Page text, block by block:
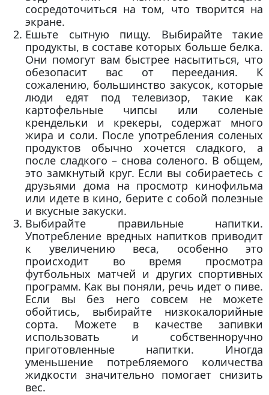
сосредоточиться на том, что творится на
экране.
Ешьте сытную пищу. Выбирайте такие
продукты, в составе которых больше белка.
Они помогут вам быстрее насытиться, что
обезопасит вас от переедания. К
сожалению, большинство закусок, которые
люди едят под телевизор, такие как
картофельные чипсы или соленые
крендельки и крекеры, содержат много
жира и соли. После употребления соленых
продуктов обычно хочется сладкого, а
после сладкого – снова соленого. В общем,
это замкнутый круг. Если вы собираетесь с
друзьями дома на просмотр кинофильма
или идете в кино, берите с собой полезные
и вкусные закуски.
Выбирайте правильные напитки.
Употребление вредных напитков приводит
к увеличению веса, особенно это
происходит во время просмотра
футбольных матчей и других спортивных
программ. Как вы поняли, речь идет о пиве.
Если вы без него совсем не можете
обойтись, выбирайте низкокалорийные
сорта. Можете в качестве запивки
использовать и собственноручно
приготовленные напитки. Иногда
уменьшение потребляемого количества
жидкости значительно помогает снизить
вес.